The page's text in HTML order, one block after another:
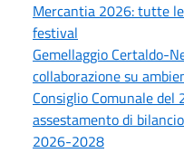
Mercantia 2026: tutte
festival
Gemellaggio Certaldo-
collaborazione su
Consiglio Comunale del
assestamento di
2026-2028